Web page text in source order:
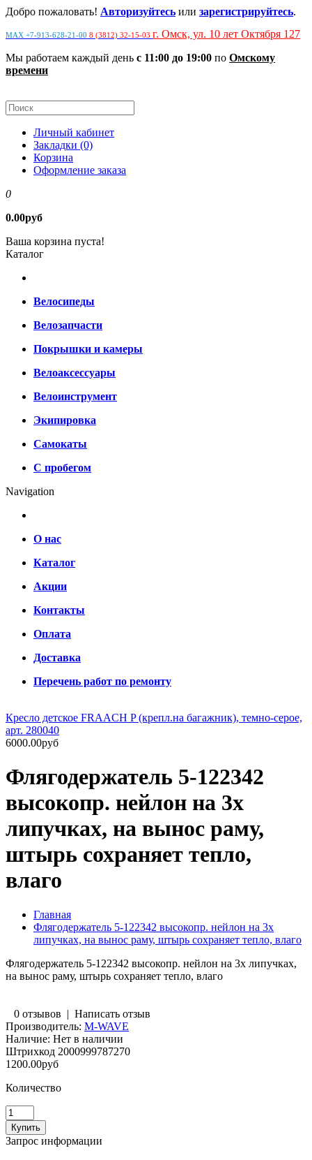
Добро пожаловать! Авторизуйтесь или зарегистрируйтесь.
MAX +7-913-628-21-00 8 (3812) 32-15-03 г. Омск, ул. 10 лет Октября 127
Мы работаем каждый день с 11:00 до 19:00 по Омскому
времени
Личный кабинет
Закладки (0)
Корзина
Оформление заказа
0
0.00руб
Ваша корзина пуста!
Каталог
Велосипеды
Велозапчасти
Покрышки и камеры
Велоаксессуары
Велоинструмент
Экипировка
Самокаты
С пробегом
Navigation
О нас
Каталог
Акции
Контакты
Оплата
Доставка
Перечень работ по ремонту
Кресло детское FRAACH P (крепл.на багажник), темно-серое,
арт. 280040
6000.00руб
Флягодержатель 5-122342
высокопр. нейлон на 3х
липучках, на вынос раму,
штырь сохраняет тепло,
влаго
Главная
Флягодержатель 5-122342 высокопр. нейлон на 3х
липучках, на вынос раму, штырь сохраняет тепло, влаго
Флягодержатель 5-122342 высокопр. нейлон на 3х липучках,
на вынос раму, штырь сохраняет тепло, влаго
0 отзывов | Написать отзыв
Производитель: M-WAVE
Наличие: Нет в наличии
Штрихкод 2000999787270
1200.00руб
Количество
Запрос информации